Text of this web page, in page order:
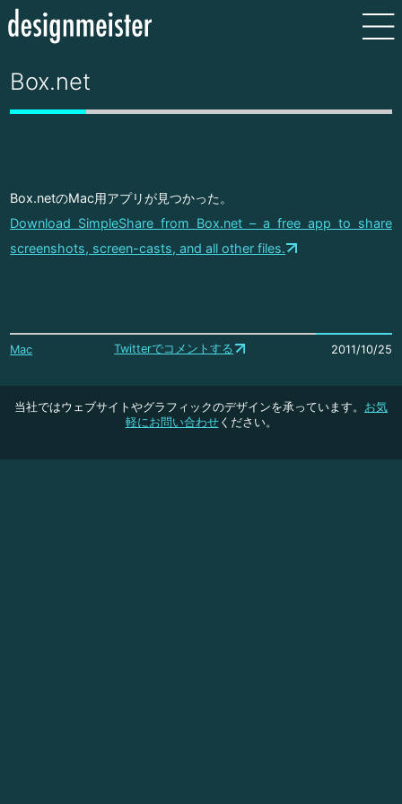
Box.net
Box.netのMac用アプリが見つかった。
Download SimpleShare from Box.net – a free app to share
screenshots, screen-casts, and all other files.
Mac Twitterでコメントする 2011/10/25
当社ではウェブサイトやグラフィックのデザインを承っています。 お気
軽にお問い合わせください。